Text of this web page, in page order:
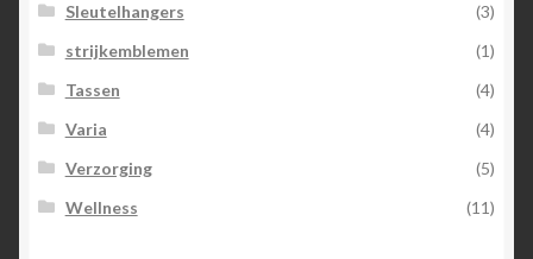
Sleutelhangers
(3)
strijkemblemen
(1)
Tassen
(4)
Varia
(4)
Verzorging
(5)
Wellness
(11)